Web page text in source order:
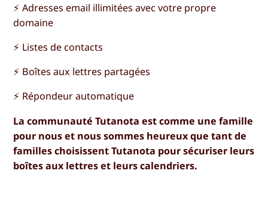
⚡️ Adresses email illimitées avec votre propre
domaine
⚡️ Listes de contacts
⚡️ Boîtes aux lettres partagées
⚡️ Répondeur automatique
La communauté Tutanota est comme une famille
pour nous et nous sommes heureux que tant de
familles choisissent Tutanota pour sécuriser leurs
boîtes aux lettres et leurs calendriers.